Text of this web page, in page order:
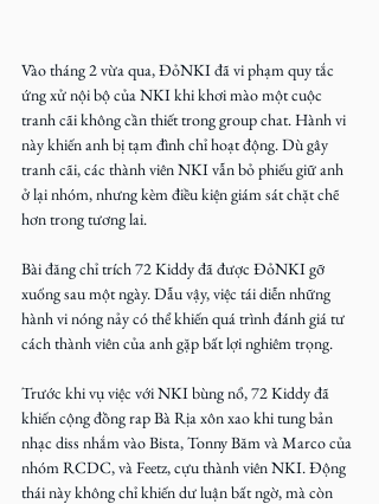
Vào tháng 2 vừa qua, ĐỏNKI đã vi phạm quy tắc
ứng xử nội bộ của NKI khi khơi mào một cuộc
tranh cãi không cần thiết trong group chat. Hành vi
này khiến anh bị tạm đình chỉ hoạt động. Dù gây
tranh cãi, các thành viên NKI vẫn bỏ phiếu giữ anh
ở lại nhóm, nhưng kèm điều kiện giám sát chặt chẽ
hơn trong tương lai.
Bài đăng chỉ trích 72 Kiddy đã được ĐỏNKI gỡ
xuống sau một ngày. Dẫu vậy, việc tái diễn những
hành vi nóng nảy có thể khiến quá trình đánh giá tư
cách thành viên của anh gặp bất lợi nghiêm trọng.
Trước khi vụ việc với NKI bùng nổ, 72 Kiddy đã
khiến cộng đồng rap Bà Rịa xôn xao khi tung bản
nhạc diss nhắm vào Bista, Tonny Băm và Marco của
nhóm RCDC, và Feetz, cựu thành viên NKI. Động
thái này không chỉ khiến dư luận bất ngờ, mà còn